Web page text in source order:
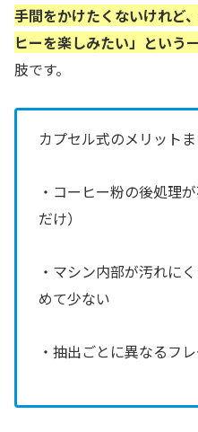
手間をかけたくないけれど
ヒーを楽しみたい」という
肢です。
カプセル式のメリット
・コーヒー粉の後処理
だけ）
・マシン内部が汚れに
めて少ない
・抽出ごとに異なるフ